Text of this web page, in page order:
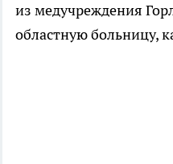
из медучреждения
областную больницу,